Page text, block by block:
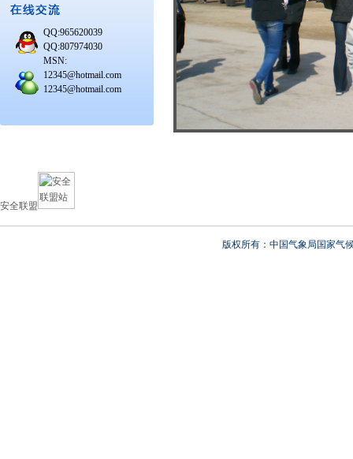
QQ:965620039
QQ:807974030
MSN:
12345@hotmail.com
12345@hotmail.com
安全联盟
版权所有：中国气象局国家气